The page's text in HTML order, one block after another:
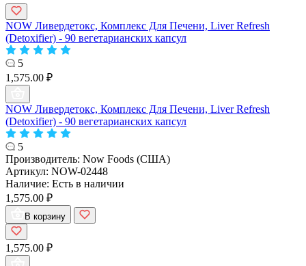
NOW Ливердетокс, Комплекс Для Печени, Liver Refresh
(Detoxifier) - 90 вегетарианских капсул
5
1,575.00 ₽
NOW Ливердетокс, Комплекс Для Печени, Liver Refresh
(Detoxifier) - 90 вегетарианских капсул
5
Производитель: Now Foods (США)
Артикул: NOW-02448
Наличие: Есть в наличии
1,575.00 ₽
В корзину
1,575.00 ₽